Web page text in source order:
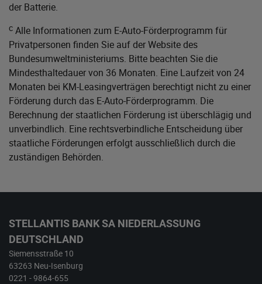
der Batterie.
c Alle Informationen zum E-Auto-Förderprogramm für
Privatpersonen finden Sie auf der Website des
Bundesumweltministeriums. Bitte beachten Sie die
Mindesthaltedauer von 36 Monaten. Eine Laufzeit von 24
Monaten bei KM-Leasingverträgen berechtigt nicht zu einer
Förderung durch das E-Auto-Förderprogramm. Die
Berechnung der staatlichen Förderung ist überschlägig und
unverbindlich. Eine rechtsverbindliche Entscheidung über
staatliche Förderungen erfolgt ausschließlich durch die
zuständigen Behörden.
STELLANTIS BANK SA NIEDERLASSUNG
DEUTSCHLAND
Siemensstraße 10
63263 Neu-Isenburg
0221 - 9864-655